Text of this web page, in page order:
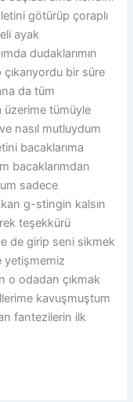
götürüp çoraplı
ayak
dudaklarımın
çıkarıyordu bir süre
da tüm
üzerime tümüyle
nasıl mutluydum
bacaklarıma
bacaklarımdan
sadece
g-stingin kalsın
teşekkürü
de girip seni sikmek
yetişmemiz
o odadan çıkmak
kavuşmuştum
fantezilerin ilk